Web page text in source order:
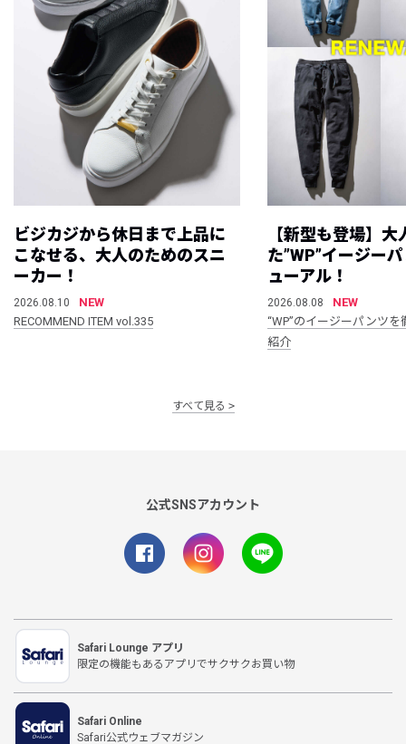
ビジカジから休日まで上品に
こなせる、大人のためのスニ
ーカー！
2026.08.10
NEW
RECOMMEND ITEM vol.335
【新型も登場】大
た”WP”イージー
ューアル！
2026.08.08
NEW
“WP”のイージーパンツ
紹介
すべて見る
公式SNSアカウント
Safari Lounge アプリ
限定の機能もあるアプリでサクサクお買い物
Safari Online
Safari公式ウェブマガジン